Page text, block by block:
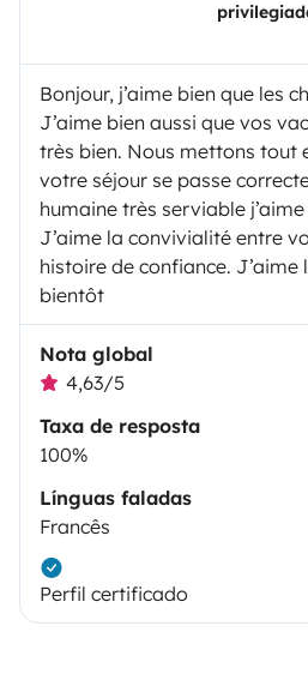
Bonjour, j’aime bien que les
J’aime bien aussi que vos
très bien. Nous mettons tout
votre séjour se passe
humaine très serviable
J’aime la convivialité entre
histoire de confiance. J’aime
bientôt
Nota global
4,63/5
Taxa de resposta
100%
Línguas faladas
Francês
Perfil certificado